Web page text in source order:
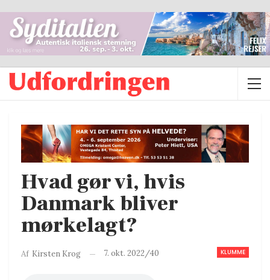
Hvad gør vi, hvis
Danmark bliver
mørkelagt?
KLUMME
Af Kirsten Krog 7. okt. 2022/40